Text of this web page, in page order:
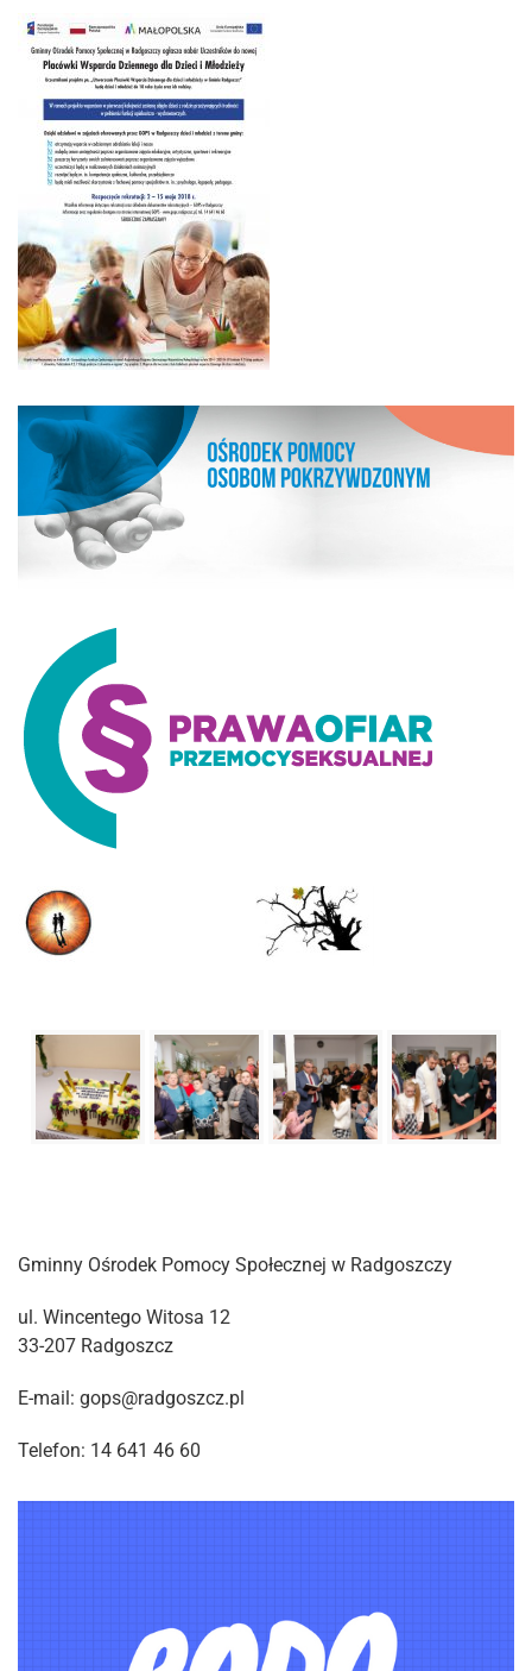
Gminny Ośrodek Pomocy Społecznej w Radgoszczy
ul. Wincentego Witosa 12
33-207 Radgoszcz
E-mail: gops@radgoszcz.pl
Telefon: 14 641 46 60